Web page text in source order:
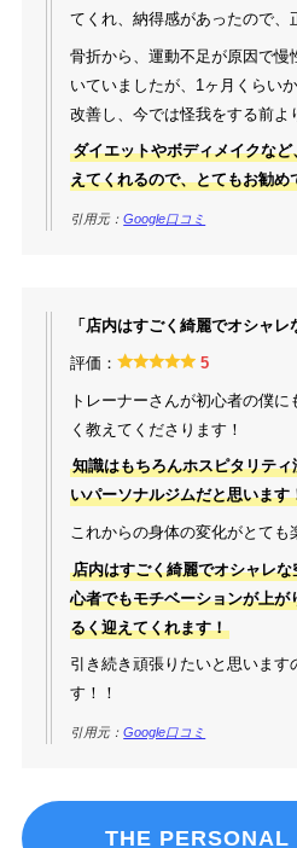
てくれ、納得感があったので、
骨折から、運動不足が原因で慢
いていましたが、1ヶ月くらい
改善し、今では怪我をする前よ
ダイエットやボディメイクな
えてくれるので、とてもお勧め
引用元：Google口コミ
「店内はすごく綺麗でオシャレ
評価： 5
トレーナーさんが初心者の僕
く教えてくださります！
知識はもちろんホスピタリテ
いパーソナルジムだと思います
これからの身体の変化がとても
店内はすごく綺麗でオシャレ
心者でもモチベーションが上が
るく迎えてくれます！
引き続き頑張りたいと思います
す！！
引用元：Google口コミ
THE PERSONAL